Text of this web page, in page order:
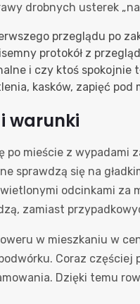
drobnych usterek
przeglądu po
protokół z
i czy ktoś spokojnie
kasków, zapięć pod
warunki
po mieście z
sprawdzą się na
odcinkami
zamiast
w mieszkaniu w
Coraz
Dzięki temu